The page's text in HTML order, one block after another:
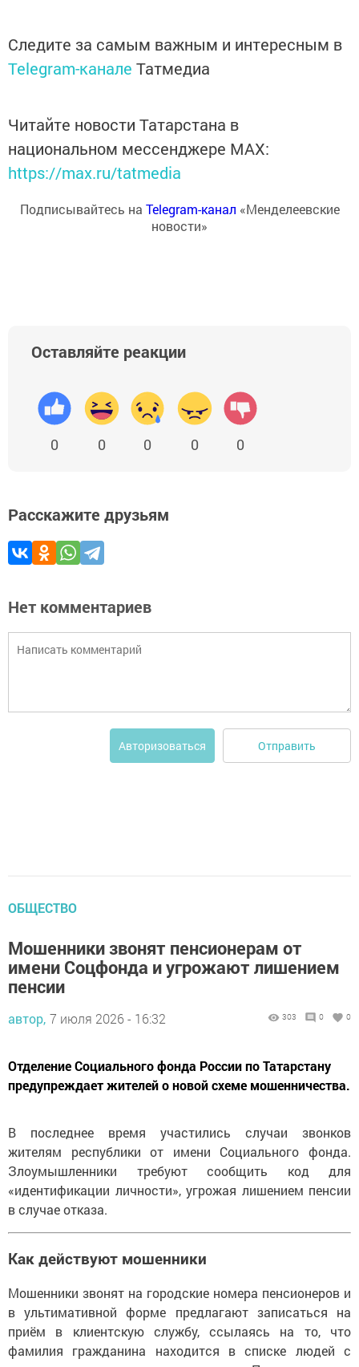
Следите за самым важным и интересным в
Telegram-канале Татмедиа
Читайте новости Татарстана в
национальном мессенджере MАХ:
https://max.ru/tatmedia
Подписывайтесь на Telegram-канал «Менделеевские
новости»
Оставляйте реакции
0 0 0 0 0
Расскажите друзьям
Нет комментариев
Авторизоваться Отправить
ОБЩЕСТВО
Мошенники звонят пенсионерам от
имени Соцфонда и угрожают лишением
пенсии
автор, 7 июля 2026 - 16:32 303 0 0
Отделение Социального фонда России по Татарстану
предупреждает жителей о новой схеме мошенничества.
В последнее время участились случаи звонков
жителям республики от имени Социального фонда.
Злоумышленники требуют сообщить код для
«идентификации личности», угрожая лишением пенсии
в случае отказа.
Как действуют мошенники
Мошенники звонят на городские номера пенсионеров и
в ультимативной форме предлагают записаться на
приём в клиентскую службу, ссылаясь на то, что
фамилия гражданина находится в списке людей с